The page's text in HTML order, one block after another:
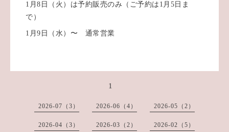
1月8日（火）は予約販売のみ（ご予約は1月5日ま
で）
1月9日（水）〜 通常営業
1
2026-07（3） 2026-06（4） 2026-05（2）
2026-04（3） 2026-03（2） 2026-02（5）